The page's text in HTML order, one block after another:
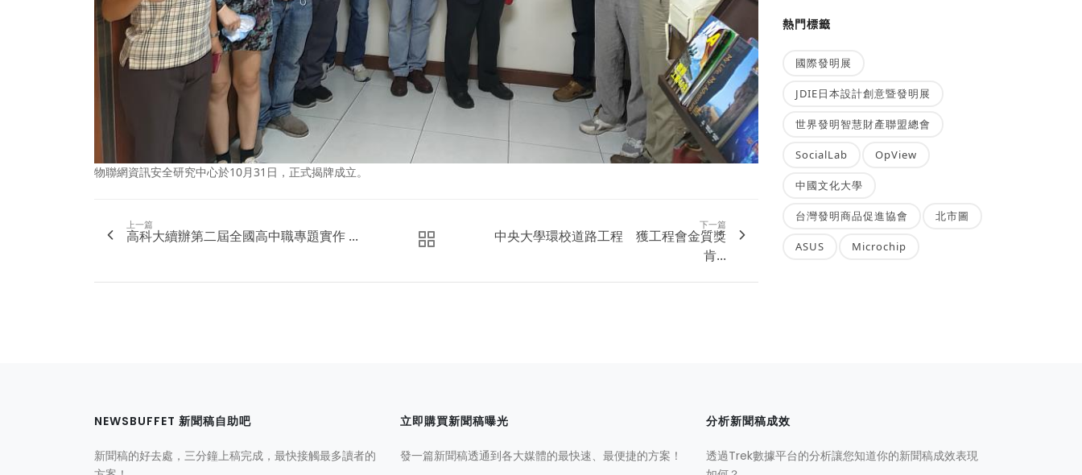
物聯網資訊安全研究中心於10月31日，正式揭牌成立。
上一篇
高科大續辦第二屆全國高中職專題實作 ...
下一篇
中央大學環校道路工程 獲工程會金質獎
肯...
熱門標籤
國際發明展
JDIE日本設計創意暨發明展
世界發明智慧財產聯盟總會
SocialLab OpView
中國文化大學
台灣發明商品促進協會 北市圖
ASUS Microchip
NEWSBUFFET 新聞稿自助吧
新聞稿的好去處，三分鐘上稿完成，最快接觸最多讀者的
立即購買新聞稿曝光
發一篇新聞稿透通到各大媒體的最快速、最便捷的方案！
分析新聞稿成效
透過Trek數據平台的分析讓您知道你的新聞稿成效表現